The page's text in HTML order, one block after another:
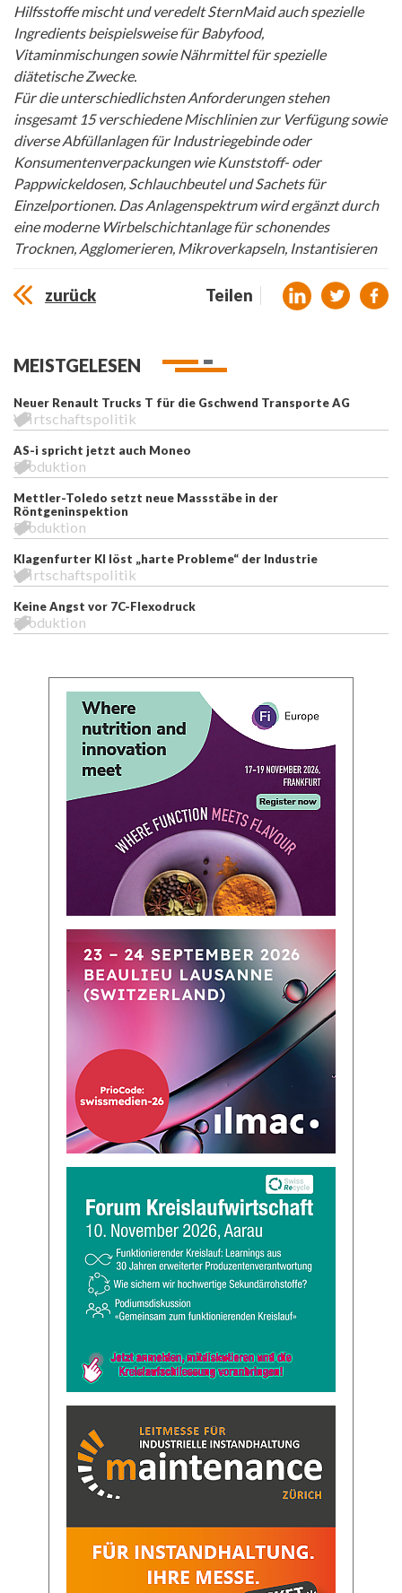
Hilfsstoffe mischt und veredelt SternMaid auch spezielle
Ingredients beispielsweise für Babyfood,
Vitaminmischungen sowie Nährmittel für spezielle
diätetische Zwecke.
Für die unterschiedlichsten Anforderungen stehen
insgesamt 15 verschiedene Mischlinien zur Verfügung sowie
diverse Abfüllanlagen für Industriegebinde oder
Konsumentenverpackungen wie Kunststoff- oder
Pappwickeldosen, Schlauchbeutel und Sachets für
Einzelportionen. Das Anlagenspektrum wird ergänzt durch
eine moderne Wirbelschichtanlage für schonendes
Trocknen, Agglomerieren, Mikroverkapseln, Instantisieren
zurück Teilen
MEISTGELESEN
Neuer Renault Trucks T für die Gschwend Transporte AG
Wirtschaftspolitik
AS-i spricht jetzt auch Moneo
Produktion
Mettler-Toledo setzt neue Massstäbe in der
Röntgeninspektion
Produktion
Klagenfurter KI löst „harte Probleme“ der Industrie
Wirtschaftspolitik
Keine Angst vor 7C-Flexodruck
Produktion